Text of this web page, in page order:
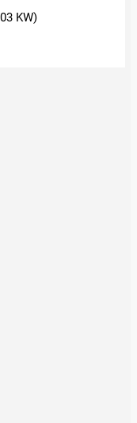
KW)